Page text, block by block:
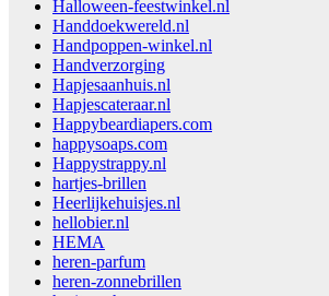
Halloween-feestwinkel.nl
Handdoekwereld.nl
Handpoppen-winkel.nl
Handverzorging
Hapjesaanhuis.nl
Hapjescateraar.nl
Happybeardiapers.com
happysoaps.com
Happystrappy.nl
hartjes-brillen
Heerlijkehuisjes.nl
hellobier.nl
HEMA
heren-parfum
heren-zonnebrillen